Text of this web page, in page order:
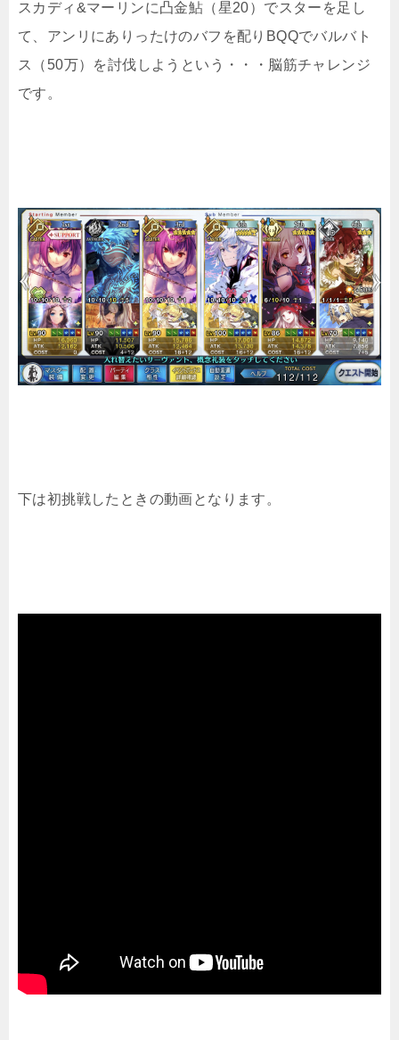
スカディ&マーリンに凸金鮎（星20）でスターを足し
て、アンリにありったけのバフを配りBQQでバルバト
ス（50万）を討伐しようという・・・脳筋チャレンジ
です。
下は初挑戦したときの動画となります。